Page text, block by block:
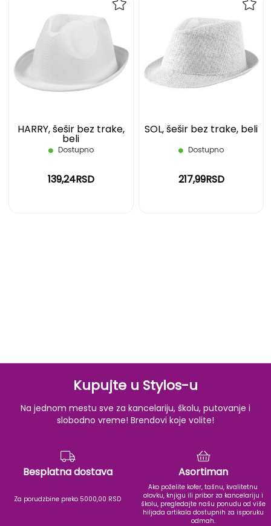
HARRY, šešir bez trake,
beli
Dostupno
139,24RSD
LISTU
SOL, šešir bez trake, beli
Dostupno
217,99RSD
Kupujte u Stylos-u
Na jednom mestu sve za kancelariju, školu, putovanje i
slobodno vreme! Brendovi koje volite!
Besplatna dostava
Za porudzbine preko 5000,00 RSD
Asortiman
Ako poželite kofer, tašnu, kvalitetnu
olovku, knjigu ili pribor za kancelariju i
školu, pregledajte našu ponudu od više
hiljada artikala dostupnih za isporuku
odmah.